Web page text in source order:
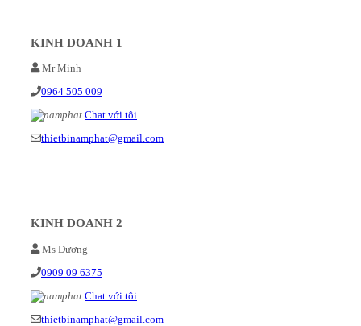
KINH DOANH 1
Mr Minh
0964 505 009
Chat với tôi
thietbinamphat@gmail.com
KINH DOANH 2
Ms Dương
0909 09 6375
Chat với tôi
thietbinamphat@gmail.com